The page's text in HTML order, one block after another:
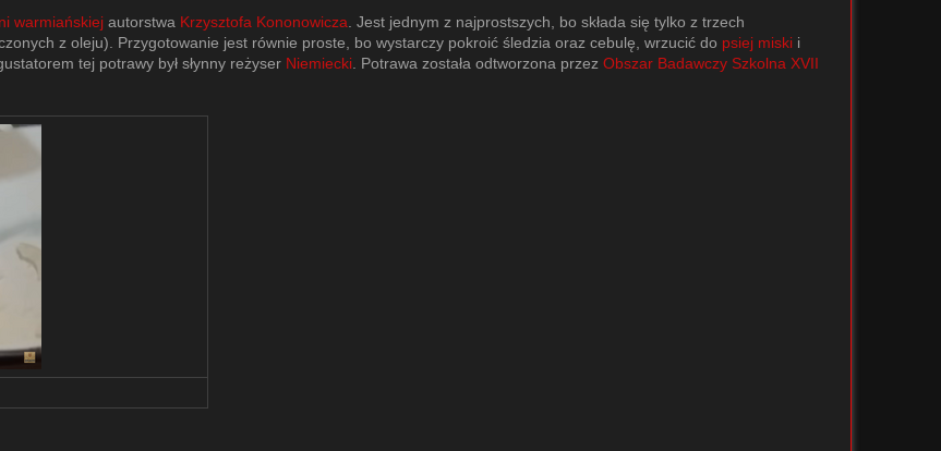
warmiańskiej autorstwa Krzysztofa Kononowicza . Jest jednym z najprostszych, bo składa się tylko z trzech
z oleju). Przygotowanie jest równie proste, bo wystarczy pokroić śledzia oraz cebulę, wrzucić do psiej miski i
tej potrawy był słynny reżyser Niemiecki . Potrawa została odtworzona przez Obszar Badawczy Szkolna XVII